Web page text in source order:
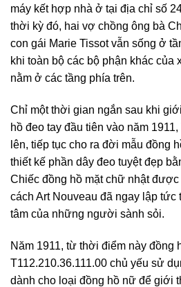
máy kết hợp nhà ở tại địa chỉ số
thời kỳ đó, hai vợ chồng ông bà
con gái Marie Tissot vẫn sống ở
khi toàn bộ các bộ phận khác của
nằm ở các tầng phía trên.
Chỉ một thời gian ngắn sau khi
hồ đeo tay đầu tiên vào năm
lên, tiếp tục cho ra đời mẫu đồng
thiết kế phần dây đeo tuyệt đẹp
Chiếc đồng hồ mặt chữ nhật được
cách Art Nouveau đã ngay lập
tâm của những người sành sỏi.
Năm 1911, từ thời điểm này đồng
T112.210.36.111.00 chủ yếu sử
dành cho loại đồng hồ nữ để giới